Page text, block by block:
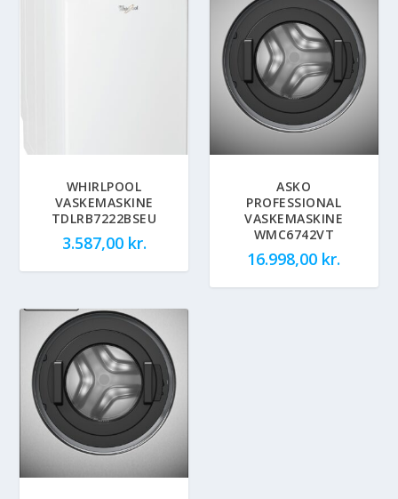
WHIRLPOOL
VASKEMASKINE
TDLRB7222BSEU
3.587,00 kr.
ASKO
PROFESSIONAL
VASKEMASKINE
WMC6742VT
16.998,00 kr.